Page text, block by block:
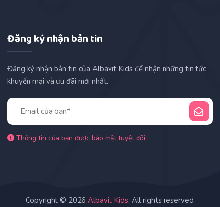
Đăng ký nhận bản tin
Đăng ký nhận bản tin của Albavit Kids để nhận những tin tức
khuyến mại và ưu đãi mới nhất.
Thông tin của bạn được bảo mật tuyệt đối
Copyright © 2026 Albavit Kids. All rights reserved.